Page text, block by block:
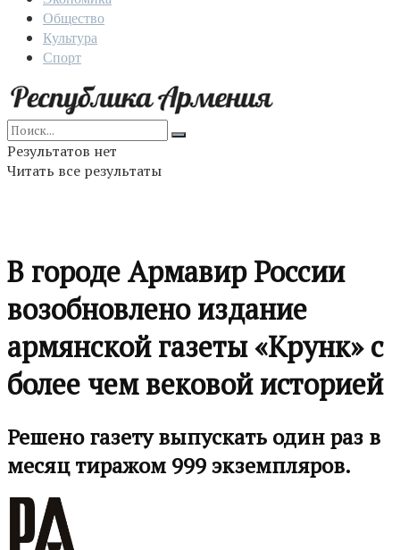
Общество
Культура
Спорт
Результатов нет
Читать все результаты
В городе Армавир России
возобновлено издание
армянской газеты «Крунк» с
более чем вековой историей
Решено газету выпускать один раз в
месяц тиражом 999 экземпляров.